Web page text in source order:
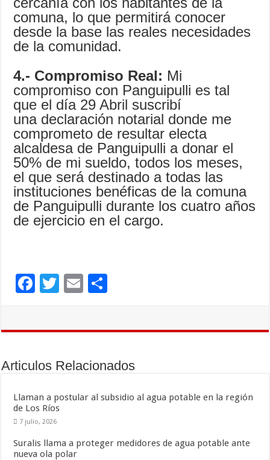
comuna, lo que permitirá conocer
desde la base las reales necesidades
de la comunidad.
4.- Compromiso Real: Mi
compromiso con Panguipulli es tal
que el día 29 Abril suscribí
una declaración notarial donde me
comprometo de resultar electa
alcaldesa de Panguipulli a donar el
50% de mi sueldo, todos los meses,
el que será destinado a todas las
instituciones benéficas de la comuna
de Panguipulli durante los cuatro años
de ejercicio en el cargo.
F
o
k
T
E
ar
r
Articulos Relacionados
Llaman a postular al subsidio al agua potable en la región
de Los Ríos
7 julio, 2026
Suralis llama a proteger medidores de agua potable ante
nueva ola polar